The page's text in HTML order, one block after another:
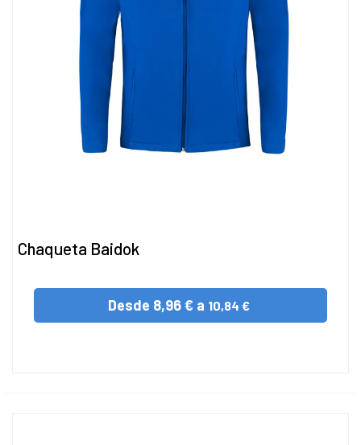
Chaqueta Baidok
Desde 8,96 € a 10,84 €